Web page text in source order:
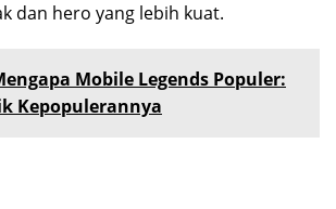
dan hero yang lebih kuat.
Mobile Legends Populer:
Kepopulerannya